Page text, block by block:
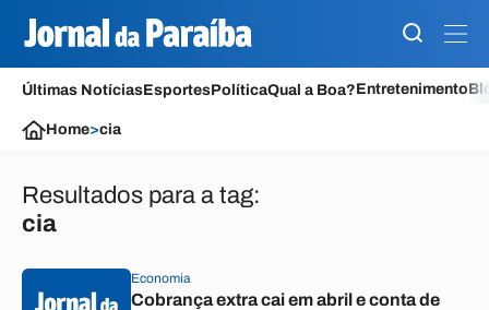
Últimas NotíciasEsportesPolíticaQual a Boa?Entretenimento
Home>cia
Resultados para a tag:
cia
Economia
Cobrança extra cai em abril e conta de